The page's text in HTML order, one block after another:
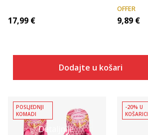
17,99 €
Dodajte u košaricu
OFFER
9,89 €
Detaljnije
POSLJEDNJI
KOMADI
-20% U
KOŠARICI